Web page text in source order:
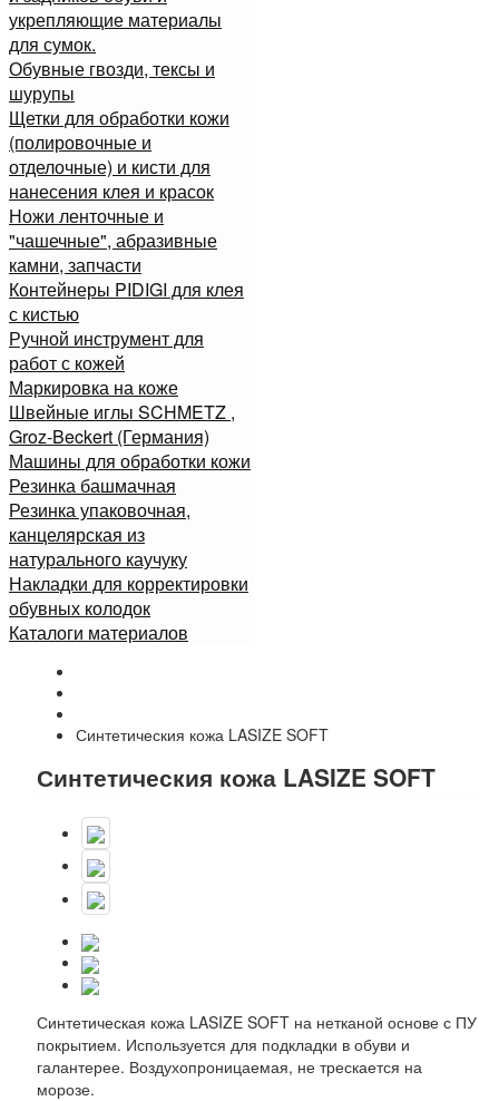
укрепляющие материалы
для сумок.
Обувные гвозди, тексы и
шурупы
Щетки для обработки кожи
(полировочные и
отделочные) и кисти для
нанесения клея и красок
Ножи ленточные и
"чашечные", абразивные
камни, запчасти
Контейнеры PIDIGI для клея
с кистью
Ручной инструмент для
работ с кожей
Маркировка на коже
Швейные иглы SCHMETZ ,
Groz-Beckert (Германия)
Машины для обработки кожи
Резинка башмачная
Резинка упаковочная,
канцелярская из
натурального каучуку
Накладки для корректировки
обувных колодок
Каталоги материалов
Синтетическия кожа LASIZE SOFT
Синтетическия кожа LASIZE SOFT
Синтетическая кожа LASIZE SOFT на нетканой основе с ПУ
покрытием. Используется для подкладки в обуви и
галантерее. Воздухопроницаемая, не трескается на
морозе.